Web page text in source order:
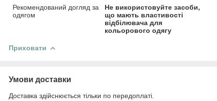
Рекомендований догляд за
одягом
Не використовуйте засоби,
що мають властивості
відбілювача для
кольорового одягу
Приховати
Умови доставки
Доставка здійснюється тільки по передоплаті.